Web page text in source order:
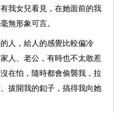
我女兒看見，在她面前的我
無形象可言。
人，給人的感覺比較偏冷
人、老公，有時也不太敢惹
在怕，隨時都會偷襲我，拉
拔開我的釦子，搞得我向她